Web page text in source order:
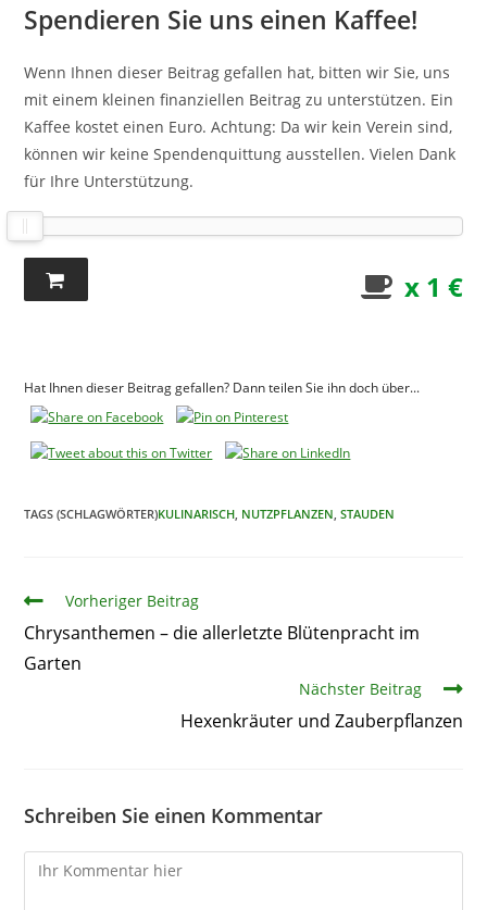
Spendieren Sie uns einen Kaffee!
Wenn Ihnen dieser Beitrag gefallen hat, bitten wir Sie, uns
mit einem kleinen finanziellen Beitrag zu unterstützen. Ein
Kaffee kostet einen Euro. Achtung: Da wir kein Verein sind,
können wir keine Spendenquittung ausstellen. Vielen Dank
für Ihre Unterstützung.
x 1 €
Hat Ihnen dieser Beitrag gefallen? Dann teilen Sie ihn doch über...
TAGS (SCHLAGWÖRTER)KULINARISCH NUTZPFLANZEN STAUDEN
ArtikelVorheriger Beitrag
Chrysanthemen – die allerletzte Blütenpracht im
Garten
Nächster Beitrag
Hexenkräuter und Zauberpflanzen
Schreiben Sie einen Kommentar
Kommentare